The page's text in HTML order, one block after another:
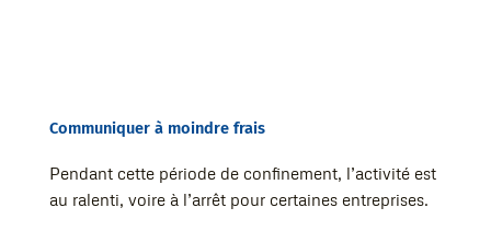
Communiquer à moindre frais
Pendant cette période de confinement, l’activité est
au ralenti, voire à l’arrêt pour certaines entreprises.